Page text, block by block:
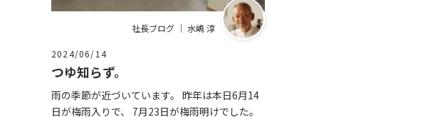
社長ブログ ｜ 水嶋 淳
2024/06/14
つゆ知らず。
雨の季節が近づいています。 昨年は本日6月14
日が梅雨入りで、 7月23日が梅雨明けでした。